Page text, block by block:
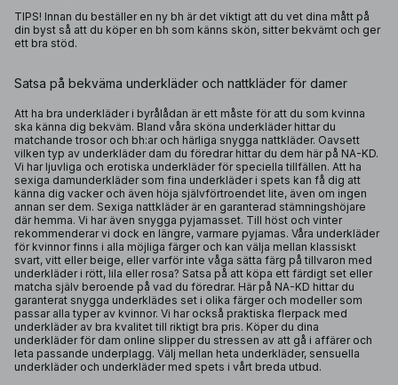
TIPS! Innan du beställer en ny bh är det viktigt att du vet dina mått på
din byst så att du köper en bh som känns skön, sitter bekvämt och ger
ett bra stöd.
Satsa på bekväma underkläder och nattkläder för damer
Att ha bra underkläder i byrålådan är ett måste för att du som kvinna
ska känna dig bekväm. Bland våra sköna underkläder hittar du
matchande trosoroch bh:ar och härliga snygga nattkläder. Oavsett
vilken typ av underkläder dam du föredrar hittar du dem här på NA-KD.
Vi har ljuvliga och erotiska underkläder för speciella tillfällen. Att ha
sexiga damunderkläder som fina underkläder i spets kan få dig att
känna dig vacker och även höja självförtroendet lite, även om ingen
annan ser dem. Sexiga nattkläder är en garanterad stämningshöjare
där hemma. Vi har även snygga pyjamasset. Till höst och vinter
rekommenderar vi dock en längre, varmare pyjamas. Våra underkläder
för kvinnor finns i alla möjliga färger och kan välja mellan klassiskt
svart, vitt eller beige, eller varför inte våga sätta färg på tillvaron med
underkläder i rött, lila eller rosa? Satsa på att köpa ett färdigt set eller
matcha själv beroende på vad du föredrar. Här på NA-KD hittar du
garanterat snygga underklädes set i olika färger och modeller som
passar alla typer av kvinnor. Vi har också praktiska flerpack med
underkläder av bra kvalitet till riktigt bra pris. Köper du dina
underkläder för dam online slipper du stressen av att gå i affärer och
leta passande underplagg. Välj mellan heta underkläder, sensuella
underkläder och underkläder med spets i vårt breda utbud.